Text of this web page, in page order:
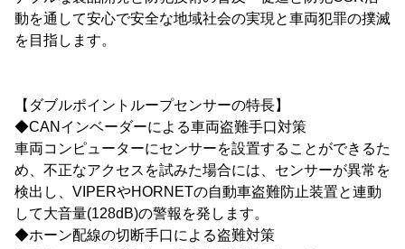
動を通して安心で安全な地域社会の実現と車両犯罪の撲滅
を目指します。
【ダブルポイントループセンサーの特長】
◆CANインベーダーによる車両盗難手口対策
車両コンピューターにセンサーを設置することができるた
め、不正なアクセスを試みた場合には、センサーが異常を
検出し、VIPERやHORNETの自動車盗難防止装置と連動
して大音量(128dB)の警報を発します。
◆ホーン配線の切断手口による盗難対策